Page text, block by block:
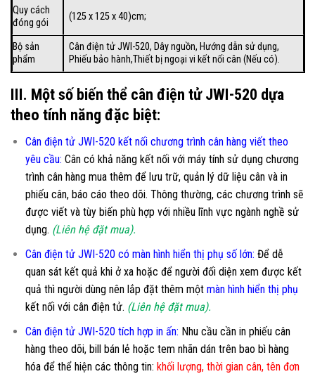
Quy cách
đóng gói
(125 x 125 x 40)cm;
Bộ sản
phẩm
Cân điện tử JWI-520, Dây nguồn, Hướng dẫn sử dụng,
Phiếu bảo hành,Thiết bị ngoại vi kết nối cân (Nếu có).
III. Một số biến thể cân điện tử JWI-520 dựa
theo tính năng đặc biệt:
Cân điện tử JWI-520 kết nối chương trình cân hàng viết theo
yêu cầu: Cân có khả năng kết nối với máy tính sử dụng chương
trình cân hàng mua thêm để lưu trữ, quản lý dữ liệu cân và in
phiếu cân, báo cáo theo dõi. Thông thường, các chương trình sẽ
được viết và tùy biến phù hợp với nhiều lĩnh vực ngành nghề sử
dụng. (Liên hệ đặt mua).
Cân điện tử JWI-520 có màn hình hiển thị phụ số lớn: Để dễ
quan sát kết quả khi ở xa hoặc để người đối diện xem được kết
quả thì người dùng nên lắp đặt thêm một màn hình hiển thị phụ
kết nối với cân điện tử. (Liên hệ đặt mua).
Cân điện tử JWI-520 tích hợp in ấn: Nhu cầu cần in phiếu cân
hàng theo dõi, bill bán lẻ hoặc tem nhãn dán trên bao bì hàng
hóa để thể hiện các thông tin: khối lượng, thời gian cân, tên đơn